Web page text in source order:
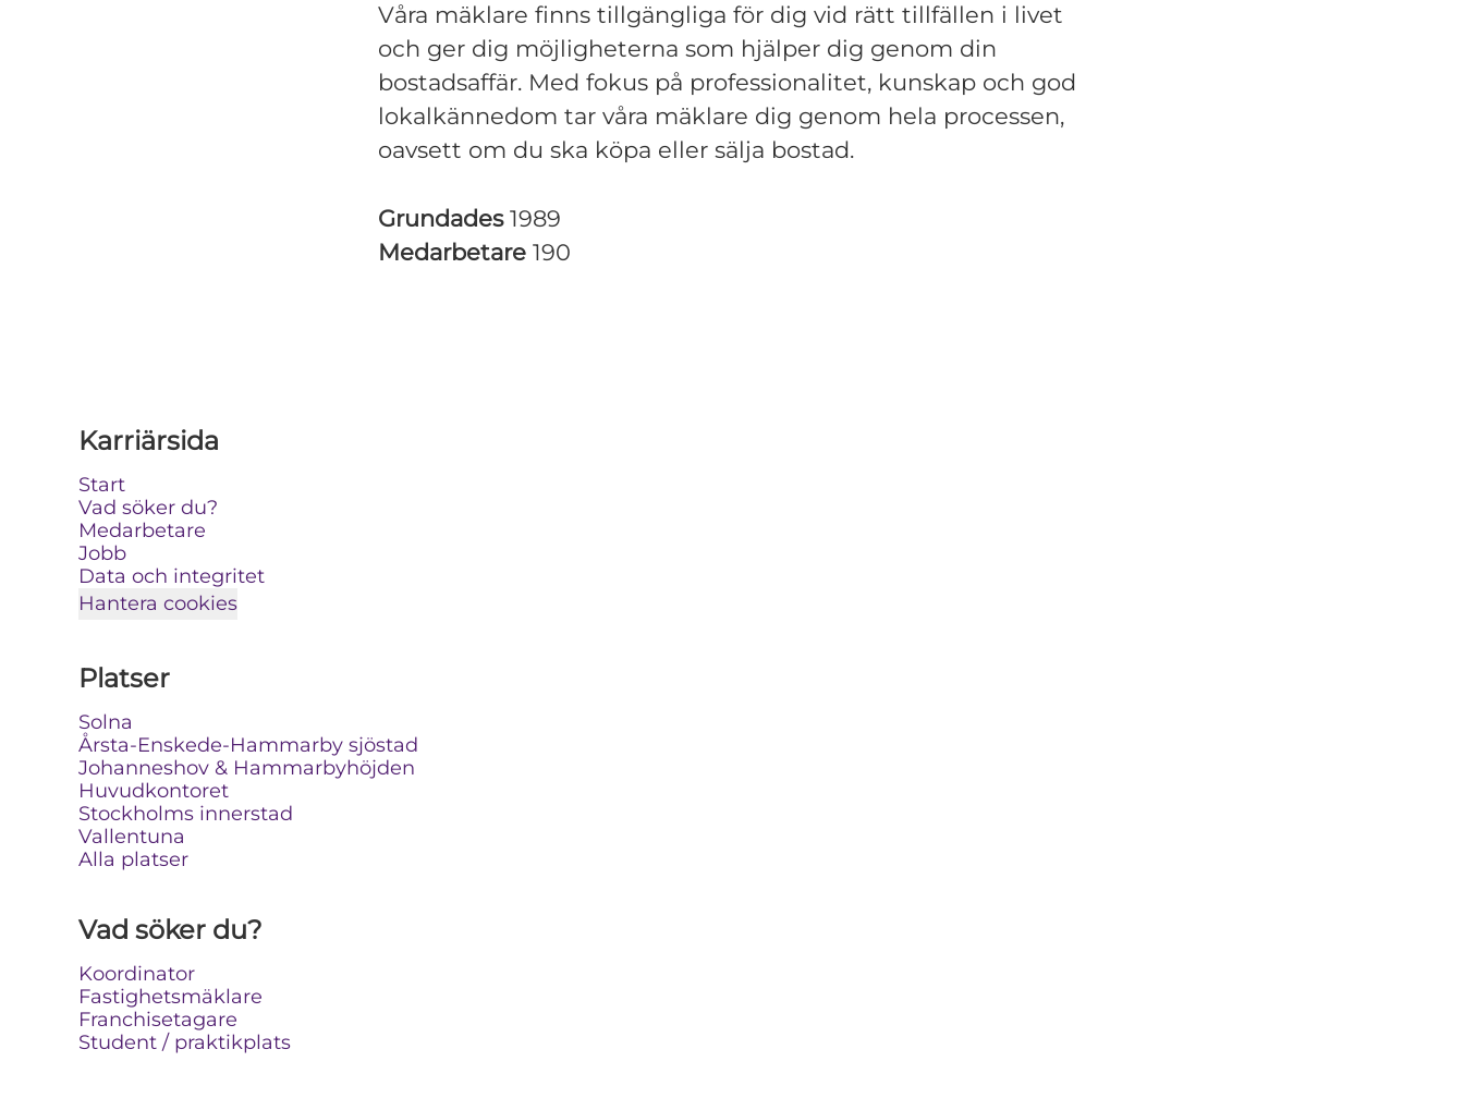
Våra mäklare finns tillgängliga för dig vid rätt tillfällen i livet
och ger dig möjligheterna som hjälper dig genom din
bostadsaffär. Med fokus på professionalitet, kunskap och god
lokalkännedom tar våra mäklare dig genom hela processen,
oavsett om du ska köpa eller sälja bostad.
Grundades 1989
Medarbetare 190
Karriärsida
Start
Vad söker du?
Medarbetare
Jobb
Data och integritet
Hantera cookies
Platser
Solna
Årsta-Enskede-Hammarby sjöstad
Johanneshov & Hammarbyhöjden
Huvudkontoret
Stockholms innerstad
Vallentuna
Alla platser
Vad söker du?
Koordinator
Fastighetsmäklare
Franchisetagare
Student / praktikplats